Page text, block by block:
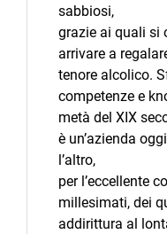
sabbiosi,
grazie ai quali si
arrivare a
tenore alcolico.
competenze e
metà del XIX
è un’azienda
l’altro,
per l’eccellente
millesimati, dei
addirittura al